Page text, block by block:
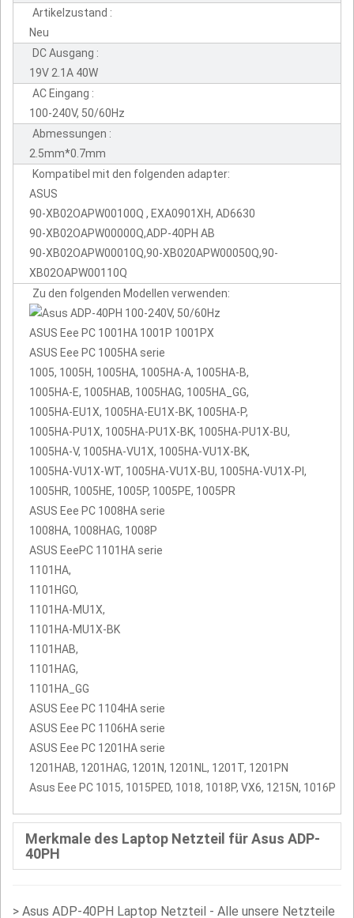
Artikelzustand :
Neu
DC Ausgang :
19V 2.1A 40W
AC Eingang :
100-240V, 50/60Hz
Abmessungen :
2.5mm*0.7mm
Kompatibel mit den folgenden adapter:
ASUS
90-XB02OAPW00100Q , EXA0901XH, AD6630
90-XB02OAPW00000Q,ADP-40PH AB
90-XB02OAPW00010Q,90-XB020APW00050Q,90-
XB02OAPW00110Q
Zu den folgenden Modellen verwenden:
ASUS Eee PC 1001HA 1001P 1001PX
ASUS Eee PC 1005HA serie
1005, 1005H, 1005HA, 1005HA-A, 1005HA-B,
1005HA-E, 1005HAB, 1005HAG, 1005HA_GG,
1005HA-EU1X, 1005HA-EU1X-BK, 1005HA-P,
1005HA-PU1X, 1005HA-PU1X-BK, 1005HA-PU1X-BU,
1005HA-V, 1005HA-VU1X, 1005HA-VU1X-BK,
1005HA-VU1X-WT, 1005HA-VU1X-BU, 1005HA-VU1X-PI,
1005HR, 1005HE, 1005P, 1005PE, 1005PR
ASUS Eee PC 1008HA serie
1008HA, 1008HAG, 1008P
ASUS EeePC 1101HA serie
1101HA,
1101HGO,
1101HA-MU1X,
1101HA-MU1X-BK
1101HAB,
1101HAG,
1101HA_GG
ASUS Eee PC 1104HA serie
ASUS Eee PC 1106HA serie
ASUS Eee PC 1201HA serie
1201HAB, 1201HAG, 1201N, 1201NL, 1201T, 1201PN
Asus Eee PC 1015, 1015PED, 1018, 1018P, VX6, 1215N, 1016P
Merkmale des Laptop Netzteil für Asus ADP-
40PH
> Asus ADP-40PH Laptop Netzteil - Alle unsere Netzteile